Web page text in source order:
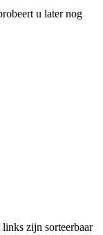
u later nog
zijn sorteerbaar